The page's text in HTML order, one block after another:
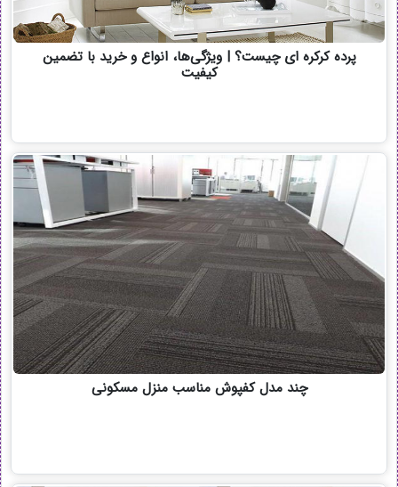
پرده کرکره ای چیست؟ | ویژگی‌ها، انواع و خرید با تضمین
کیفیت
چند مدل کفپوش مناسب منزل مسکونی